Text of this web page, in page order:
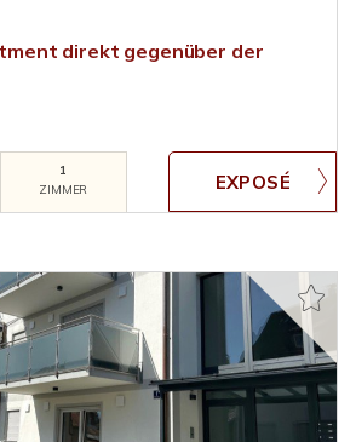
direkt gegenüber der
1
ZIMMER